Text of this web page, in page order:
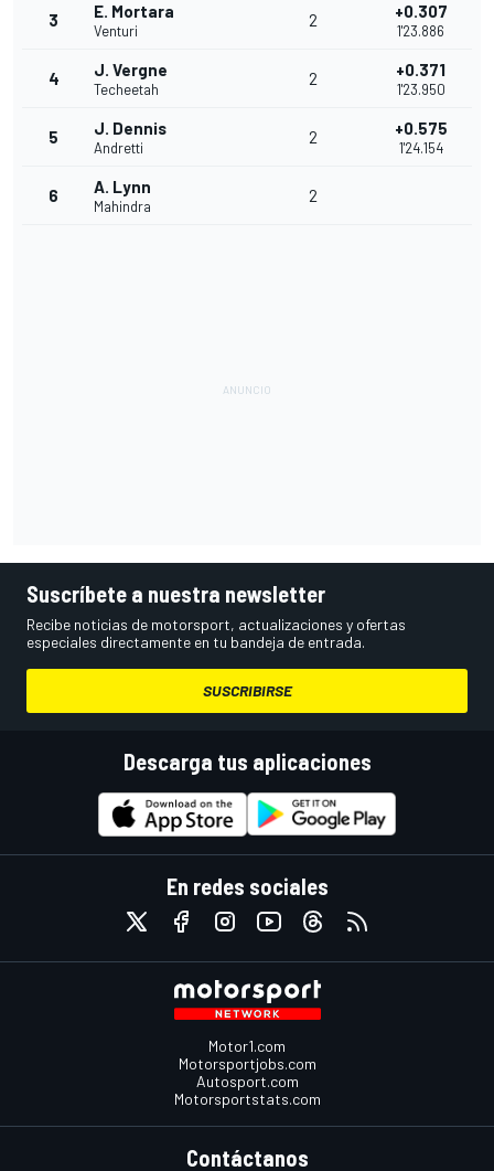
3 E. Mortara
Venturi
2 +0.307
1'23.886
4 J. Vergne
Techeetah
2 +0.371
1'23.950
5 J. Dennis
Andretti
2 +0.575
1'24.154
6 A. Lynn
Mahindra
2
Suscríbete a nuestra newsletter
Recibe noticias de motorsport, actualizaciones y ofertas
especiales directamente en tu bandeja de entrada.
SUSCRIBIRSE
Descarga tus aplicaciones
En redes sociales
Motor1.com
Motorsportjobs.com
Autosport.com
Motorsportstats.com
Contáctanos